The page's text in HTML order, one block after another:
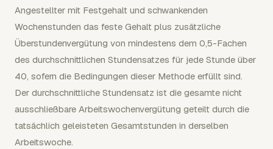
Angestellter mit Festgehalt und schwankenden
Wochenstunden das feste Gehalt plus zusätzliche
Überstundenvergütung von mindestens dem 0,5-Fachen
des durchschnittlichen Stundensatzes für jede Stunde über
40, sofern die Bedingungen dieser Methode erfüllt sind.
Der durchschnittliche Stundensatz ist die gesamte nicht
ausschließbare Arbeitswochenvergütung geteilt durch die
tatsächlich geleisteten Gesamtstunden in derselben
Arbeitswoche.